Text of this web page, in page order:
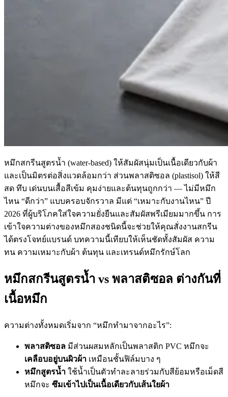
หมึกสกรีนสูตรน้ำ (water-based) ให้สัมผัสนุ่มเป็นเนื้อเดียวกับผ้า
และเป็นมิตรต่อสิ่งแวดล้อมกว่า ส่วนพลาสติซอล (plastisol) ให้สี
สด ทึบ เด่นบนเสื้อสีเข้ม คุมง่ายและต้นทุนถูกกว่า — ไม่มีหมึก
ไหน “ดีกว่า” แบบครอบจักรวาล มีแต่ “เหมาะกับงานไหน” ปี
2026 ที่ผู้บริโภคใส่ใจความยั่งยืนและสัมผัสพรีเมียมมากขึ้น การ
เข้าใจความต่างของหมึกสองชนิดนี้จะช่วยให้คุณสั่งงานสกรีน
ได้ตรงโจทย์แบรนด์ บทความนี้เทียบให้เห็นชัดทั้งสัมผัส ความ
ทน ความเหมาะกับผ้า ต้นทุน และเทรนด์หมึกรักษ์โลก
หมึกสกรีนสูตรน้ำ vs พลาสติซอล ต่างกันที่
เนื้อหมึก
ความต่างทั้งหมดเริ่มจาก “หมึกทำมาจากอะไร”:
พลาสติซอล มีส่วนผสมหลักเป็นพลาสติก PVC หมึกจะ
เคลือบอยู่บนผิวผ้า เหมือนชั้นฟิล์มบาง ๆ
หมึกสูตรน้ำ ใช้น้ำเป็นตัวทำละลายร่วมกับสีย้อมหรือเม็ดสี
หมึกจะ ซึมเข้าไปเป็นเนื้อเดียวกับเส้นใยผ้า